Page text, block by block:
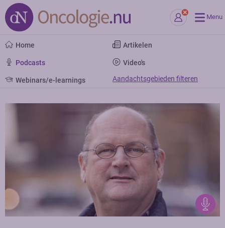
Menu
Home Artikelen
Podcasts Video's
Webinars/e-learnings Aandachtsgebieden filteren